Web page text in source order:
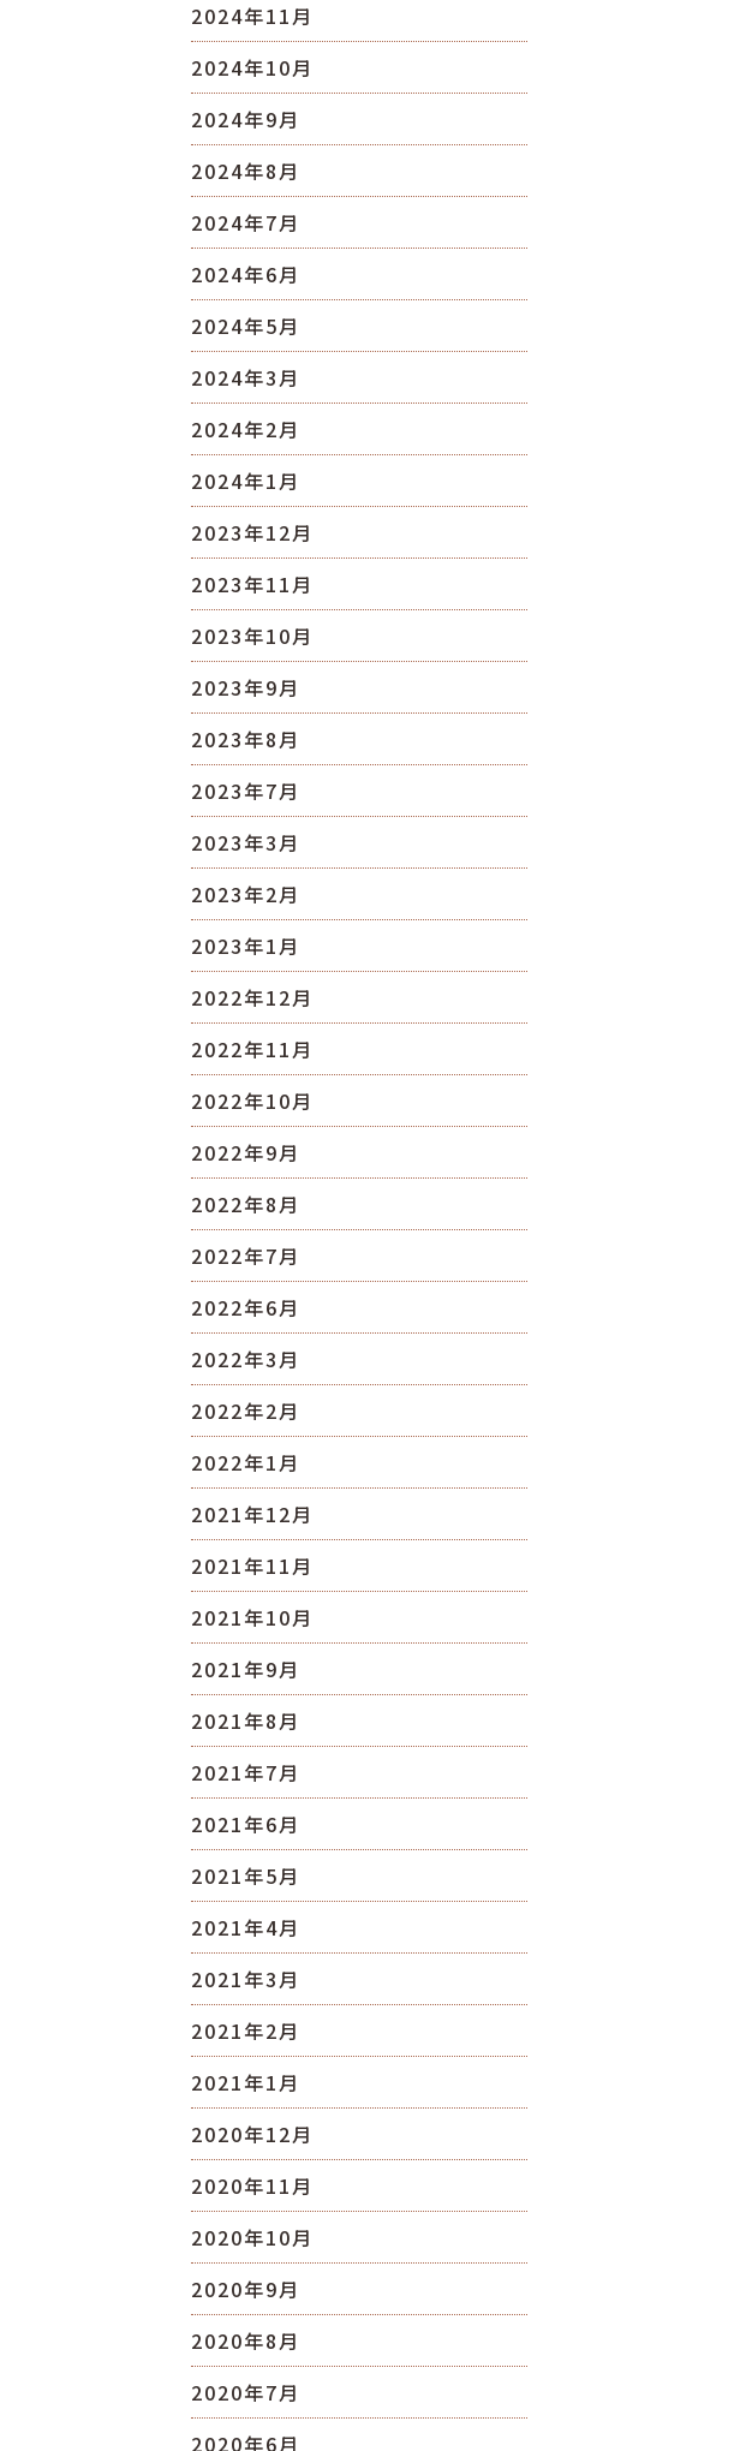
2024年11月
2024年10月
2024年9月
2024年8月
2024年7月
2024年6月
2024年5月
2024年3月
2024年2月
2024年1月
2023年12月
2023年11月
2023年10月
2023年9月
2023年8月
2023年7月
2023年3月
2023年2月
2023年1月
2022年12月
2022年11月
2022年10月
2022年9月
2022年8月
2022年7月
2022年6月
2022年3月
2022年2月
2022年1月
2021年12月
2021年11月
2021年10月
2021年9月
2021年8月
2021年7月
2021年6月
2021年5月
2021年4月
2021年3月
2021年2月
2021年1月
2020年12月
2020年11月
2020年10月
2020年9月
2020年8月
2020年7月
2020年6月